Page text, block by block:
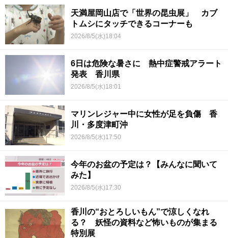
天満屋岡山店で「世界の昆虫展」 カブ
トムシにタッチできるコーナーも
2026/8/5(水)18:04
6日は危険な暑さに 熱中症警戒アラート
発表 香川県
2026/8/5(水)18:01
マリンレジャー中に女性が足を負傷 香
川・多度津町沖
2026/8/5(水)17:50
今年のお盆の予定は？【みんなに聞いて
みた】
2026/8/5(水)17:30
香川の“おとろしいもん”で涼しくなれ
る？ 妖怪の資料など怖いものが集まる
特別展